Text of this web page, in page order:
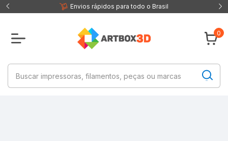
Envios rápidos para todo o Brasil
0